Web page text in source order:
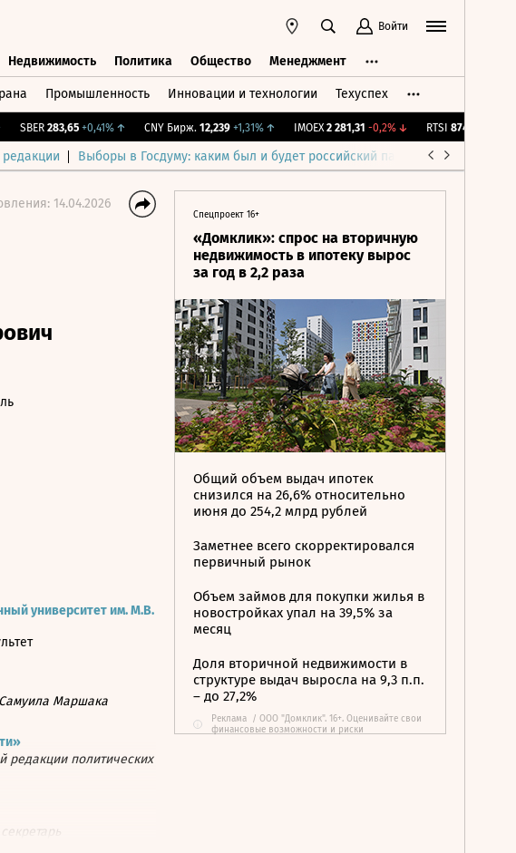
Войти
Недвижимость Политика Общество Менеджмент
Промышленность Инновации и технологии Техуспех
SBER 283,65 +0,41%↑ CNY Бирж. 12,239 +1,31%↑ IMOEX 2 281,31 -0,2%↓ RTSI 874,64
Выборы в Госдуму: каким был и будет российский парламент
14.04.2026
университет им. М.В.
Маршака
редакции политических
Спецпроект 16+
«Домклик»: спрос на вторичную
недвижимость в ипотеку вырос
за год в 2,2 раза
Общий объем выдач ипотек
снизился на 26,6% относительно
июня до 254,2 млрд рублей
Заметнее всего скорректировался
первичный рынок
Объем займов для покупки жилья в
новостройках упал на 39,5% за
месяц
Доля вторичной недвижимости в
структуре выдач выросла на 9,3 п.п.
– до 27,2%
Реклама / ООО "Домклик". 16+. Оценивайте свои
финансовые возможности и риски